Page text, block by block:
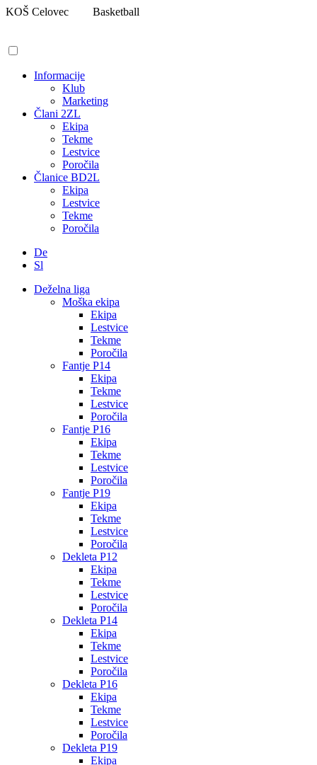
Pojdi
KOŠ Celovec Basketball
Informacije
Klub
Marketing
Člani 2ZL
Ekipa
Tekme
Lestvice
Poročila
Članice BD2L
Ekipa
Lestvice
Tekme
Poročila
De
Sl
Deželna liga
Moška ekipa
Ekipa
Lestvice
Tekme
Poročila
Fantje P14
Ekipa
Tekme
Lestvice
Poročila
Fantje P16
Ekipa
Tekme
Lestvice
Poročila
Fantje P19
Ekipa
Tekme
Lestvice
Poročila
Dekleta P12
Ekipa
Tekme
Lestvice
Poročila
Dekleta P14
Ekipa
Tekme
Lestvice
Poročila
Dekleta P16
Ekipa
Tekme
Lestvice
Poročila
Dekleta P19
Ekipa